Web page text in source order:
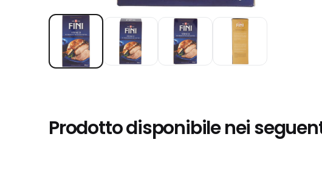
Prodotto disponibile nei